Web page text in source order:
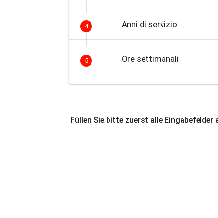
4 Anni di servizio
5 Ore settimanali
Füllen Sie bitte zuerst alle Eingabefelder